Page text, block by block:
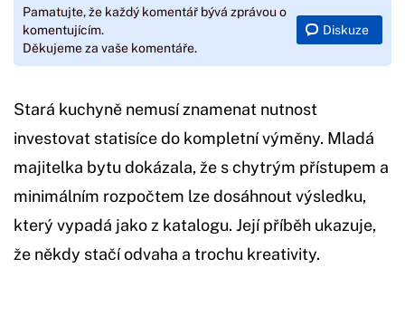
Pamatujte, že každý komentář bývá zprávou o
komentujícím.
Děkujeme za vaše komentáře.
Diskuze
Stará kuchyně nemusí znamenat nutnost
investovat statisíce do kompletní výměny. Mladá
majitelka bytu dokázala, že s chytrým přístupem a
minimálním rozpočtem lze dosáhnout výsledku,
který vypadá jako z katalogu. Její příběh ukazuje,
že někdy stačí odvaha a trochu kreativity.